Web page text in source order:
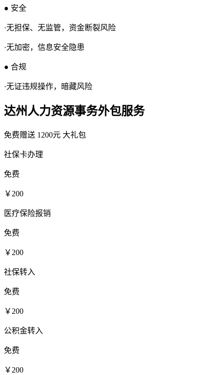
● 安全
·无担保、无监管，资金断裂风险
·无加密，信息安全隐患
● 合规
·无证违规操作，暗藏风险
达州人力资源事务外包服务
免费赠送 1200元 大礼包
社保卡办理
免费
￥200
医疗保险报销
免费
￥200
社保转入
免费
￥200
公积金转入
免费
￥200